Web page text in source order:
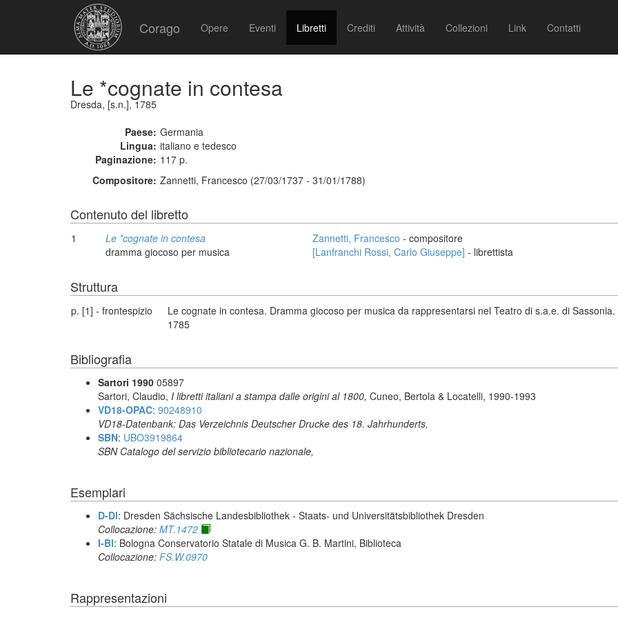
Corago Opere Eventi Libretti Crediti Attività Collezioni Link Contatti
Le *cognate in contesa
Dresda, [s.n.], 1785
Paese: Germania
Lingua: italiano e tedesco
Paginazione: 117 p.
Compositore: Zannetti, Francesco (27/03/1737 - 31/01/1788)
Contenuto del libretto
1
Le *cognate in contesa
dramma giocoso per musica
Zannetti, Francesco - compositore
[Lanfranchi Rossi, Carlo Giuseppe] - librettista
Struttura
p. [1] - frontespizio
Le cognate in contesa. Dramma giocoso per musica da rappresentarsi nel Teatro di s.a.e. di
1785
Bibliografia
Sartori 1990 05897
Sartori, Claudio, I libretti italiani a stampa dalle origini al 1800, Cuneo, Bertola & Locatelli, 1990-1993
VD18-OPAC: 90248910
VD18-Datenbank: Das Verzeichnis Deutscher Drucke des 18. Jahrhunderts,
SBN: UBO3919864
SBN Catalogo del servizio bibliotecario nazionale,
Esemplari
D-Dl: Dresden Sächsische Landesbibliothek - Staats- und Universitätsbibliothek Dresden
Collocazione: MT.1472
I-Bl: Bologna Conservatorio Statale di Musica G. B. Martini, Biblioteca
Collocazione: FS.W.0970
Rappresentazioni